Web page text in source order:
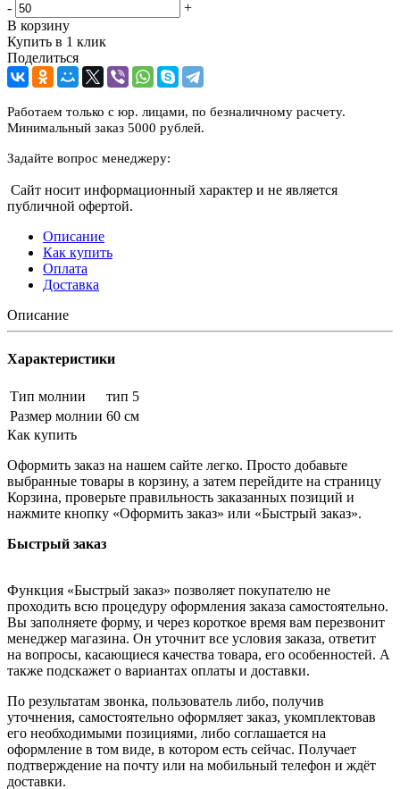
-
+
В корзину
Купить в 1 клик
Поделиться
Работаем только с юр. лицами, по безналичному расчету.
Минимальный заказ 5000 рублей.
Задайте вопрос менеджеру:
Сайт носит информационный характер и не является
публичной офертой.
Описание
Как купить
Оплата
Доставка
Описание
Характеристики
Тип молнии
тип 5
Размер молнии 60 см
Как купить
Оформить заказ на нашем сайте легко. Просто добавьте
выбранные товары в корзину, а затем перейдите на страницу
Корзина, проверьте правильность заказанных позиций и
нажмите кнопку «Оформить заказ» или «Быстрый заказ».
Быстрый заказ
Функция «Быстрый заказ» позволяет покупателю не
проходить всю процедуру оформления заказа самостоятельно.
Вы заполняете форму, и через короткое время вам перезвонит
менеджер магазина. Он уточнит все условия заказа, ответит
на вопросы, касающиеся качества товара, его особенностей. А
также подскажет о вариантах оплаты и доставки.
По результатам звонка, пользователь либо, получив
уточнения, самостоятельно оформляет заказ, укомплектовав
его необходимыми позициями, либо соглашается на
оформление в том виде, в котором есть сейчас. Получает
подтверждение на почту или на мобильный телефон и ждёт
доставки.